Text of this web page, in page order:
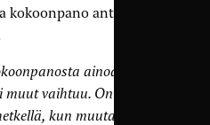
antaa
ainoa joka
vaihtuu. On tämä
kun muutama aika